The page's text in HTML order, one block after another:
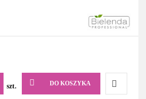
szt. DO KOSZYKA